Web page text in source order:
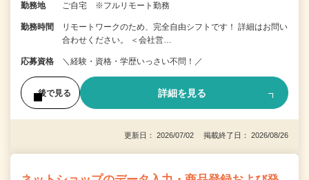
勤務地 ご自宅 ※フルリモート勤務
勤務時間
リモートワークのため、完全自由シフトです！ 詳細はお問い
合わせください。 ＜会社営…
応募資格 ＼経験・資格・学歴いっさい不問！／
後で見る 詳細を見る
更新日： 2026/07/02 掲載終了日： 2026/08/26